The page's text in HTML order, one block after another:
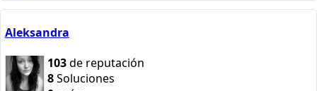
Aleksandra
103de reputación
8Soluciones